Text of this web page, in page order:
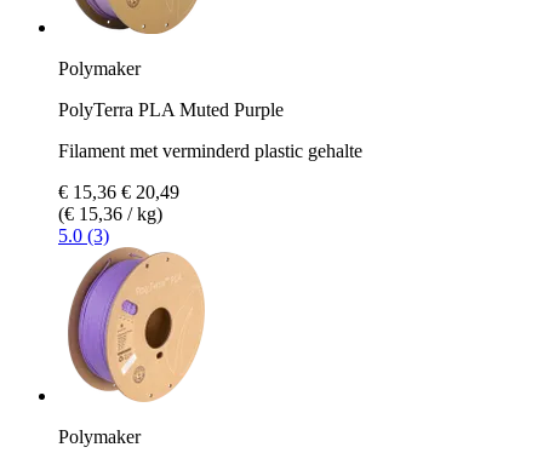
Polymaker
PolyTerra PLA Muted Purple
Filament met verminderd plastic gehalte
€ 15,36 € 20,49
(€ 15,36 / kg)
5.0 (3)
Polymaker